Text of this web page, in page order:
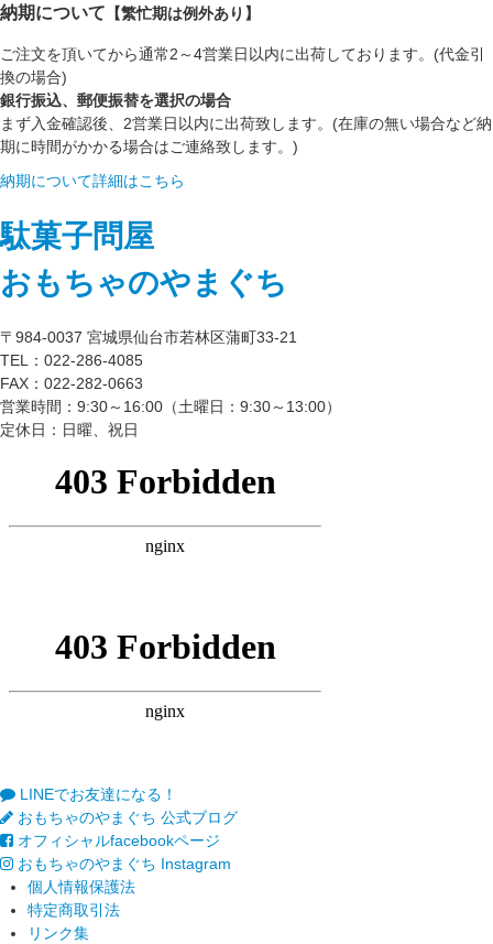
納期について 【繁忙期は例外あり】
ご注文を頂いてから通常2～4営業日以内に出荷しております。(代金引
換の場合)
銀行振込、郵便振替を選択の場合
まず入金確認後、2営業日以内に出荷致します。(在庫の無い場合など納
期に時間がかかる場合はご連絡致します。)
納期について詳細はこちら
駄菓子問屋
おもちゃのやまぐち
〒984-0037 宮城県仙台市若林区蒲町33-21
TEL：022-286-4085
FAX：022-282-0663
営業時間：9:30～16:00（土曜日：9:30～13:00）
定休日：日曜、祝日
LINEでお友達になる！
おもちゃのやまぐち 公式ブログ
オフィシャルfacebookページ
おもちゃのやまぐち Instagram
個人情報保護法
特定商取引法
リンク集